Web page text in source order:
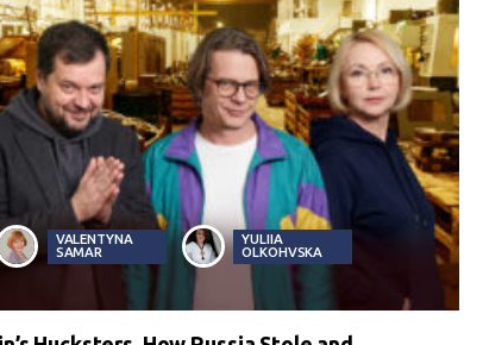
VALENTYNA
SAMAR
YULIIA
OLKOHVSKA